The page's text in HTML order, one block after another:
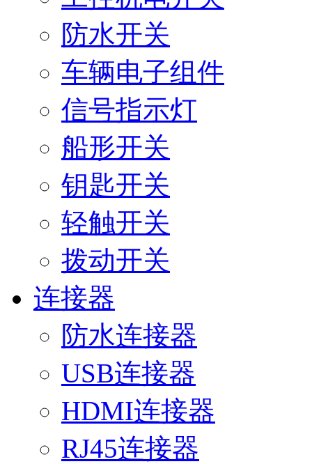
防水开关
车辆电子组件
信号指示灯
船形开关
钥匙开关
轻触开关
拨动开关
连接器
防水连接器
USB连接器
HDMI连接器
RJ45连接器